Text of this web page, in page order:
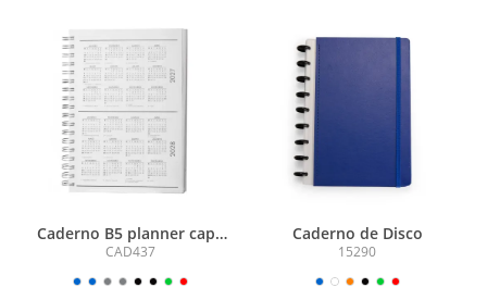
Caderno B5 planner capa
em Percalux
CAD437
Caderno de Disco
15290